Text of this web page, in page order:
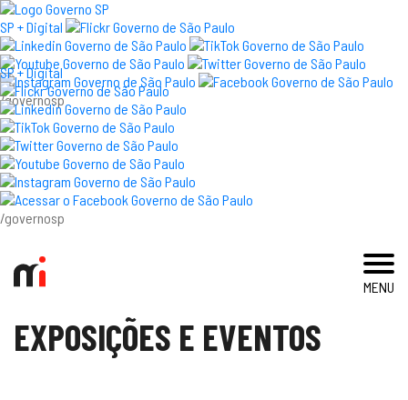
SP + Digital
/governosp
SP + Digital
/governosp
MENU
×
visite
exposições e eventos
acervo e pesquisa
museu
EXPOSIÇÕES E EVENTOS